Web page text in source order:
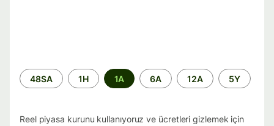
Zaman
aralığı
48SA 1H 1A 6A 12A 5Y
Reel piyasa kurunu kullanıyoruz ve ücretleri gizlemek için